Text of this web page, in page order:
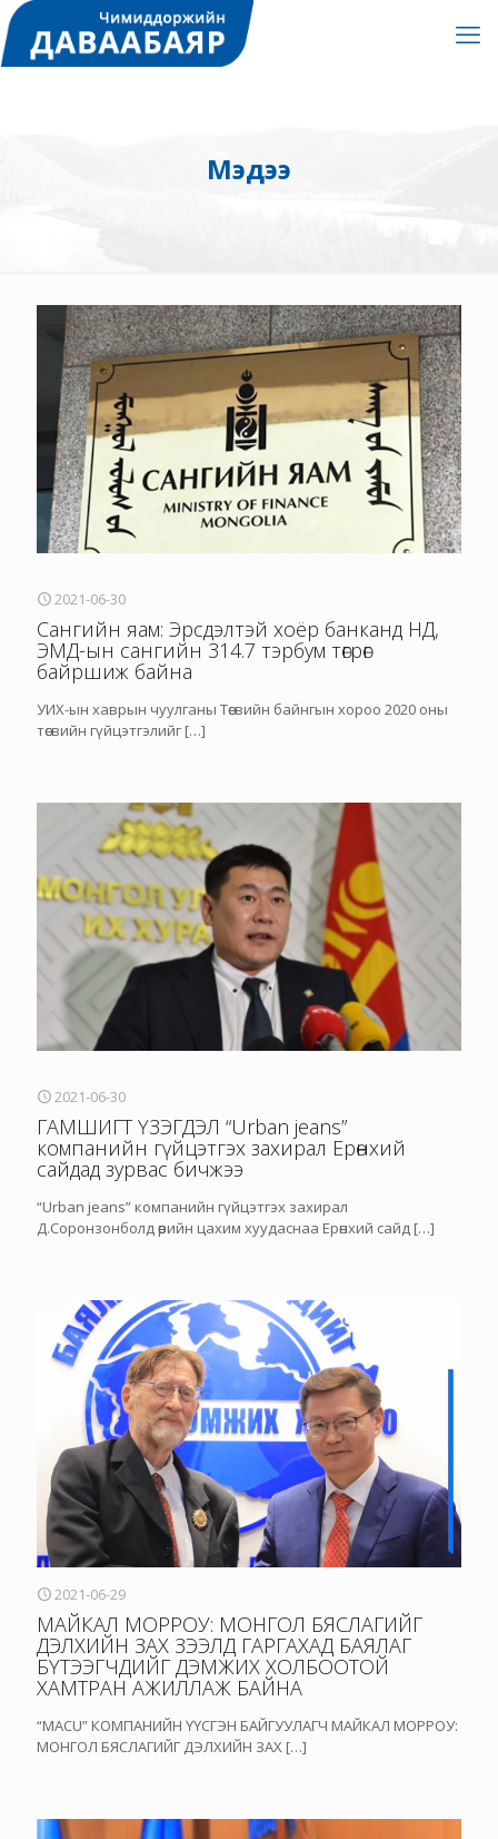
Мэдээ
2021-06-30
Сангийн яам: Эрсдэлтэй хоёр банканд НД,
ЭМД-ын сангийн 314.7 тэрбум төгрөг
байршиж байна
УИХ-ын хаврын чуулганы Төсвийн байнгын хороо 2020 оны
төсвийн гүйцэтгэлийг […]
2021-06-30
ГАМШИГТ ҮЗЭГДЭЛ “Urban jeans”
компанийн гүйцэтгэх захирал Ерөнхий
сайдад зурвас бичжээ
“Urban jeans” компанийн гүйцэтгэх захирал
Д.Соронзонболд өөрийн цахим хуудаснаа Ерөнхий сайд […]
2021-06-29
МАЙКАЛ МОРРОУ: МОНГОЛ БЯСЛАГИЙГ
ДЭЛХИЙН ЗАХ ЗЭЭЛД ГАРГАХАД БАЯЛАГ
БҮТЭЭГЧДИЙГ ДЭМЖИХ ХОЛБООТОЙ
ХАМТРАН АЖИЛЛАЖ БАЙНА
“MACU” КОМПАНИЙН ҮҮСГЭН БАЙГУУЛАГЧ МАЙКАЛ МОРРОУ:
МОНГОЛ БЯСЛАГИЙГ ДЭЛХИЙН ЗАХ […]